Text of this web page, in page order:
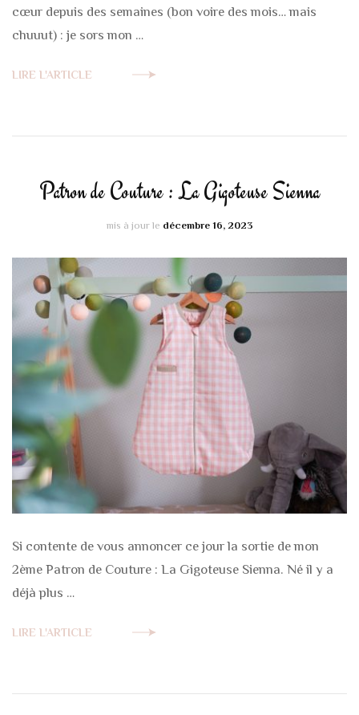
cœur depuis des semaines (bon voire des mois… mais
chuuut) : je sors mon …
LIRE L'ARTICLE
Patron de Couture : La Gigoteuse Sienna
mis à jour le décembre 16, 2023
Si contente de vous annoncer ce jour la sortie de mon
2ème Patron de Couture : La Gigoteuse Sienna. Né il y a
déjà plus …
LIRE L'ARTICLE